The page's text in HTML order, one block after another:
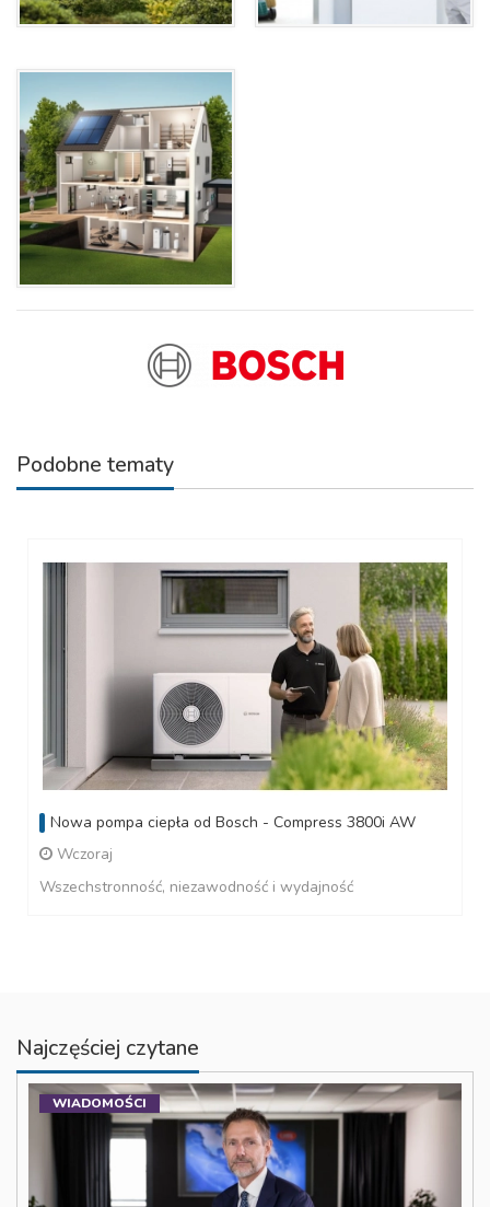
Podobne tematy
Nowa pompa ciepła od Bosch - Compress 3800i AW
Wczoraj
Wszechstronność, niezawodność i wydajność
Najczęściej czytane
WIADOMOŚCI